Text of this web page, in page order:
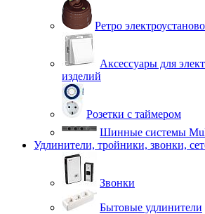
Ретро
Аксессуары для
изделий
Розетки с таймером
Шинные системы
Удлинители, тройники, звонки,
Звонки
Бытовые удлинители